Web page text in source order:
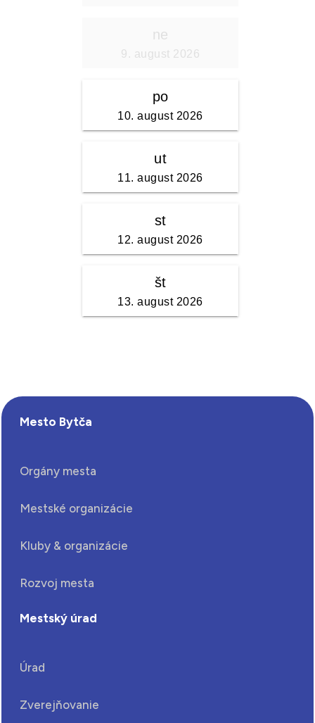
Mesto Bytča
Orgány mesta
Mestské organizácie
Kluby & organizácie
Rozvoj mesta
Mestský úrad
Úrad
Zverejňovanie